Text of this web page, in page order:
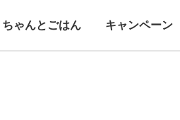
ちゃんとごはん キャンペーン